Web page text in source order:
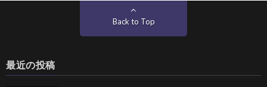
Back to Top
最近の投稿